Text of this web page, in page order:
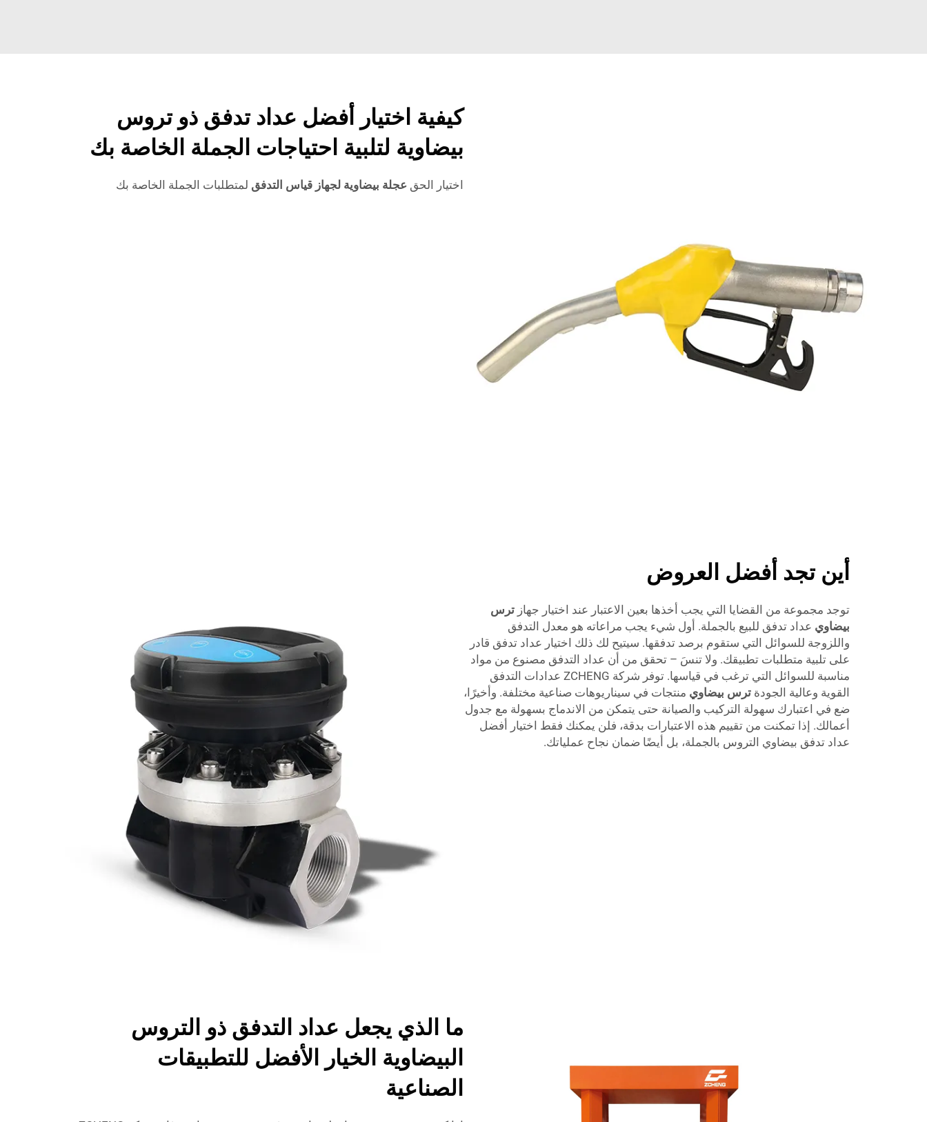
كيفية اختيار أفضل عداد تدفق ذو تروس
بيضاوية لتلبية احتياجات الجملة الخاصة بك
اختيار الحق عجلة بيضاوية لجهاز قياس التدفق لمتطلبات الجملة الخاصة بك
أين تجد أفضل العروض
توجد مجموعة من القضايا التي يجب أخذها بعين الاعتبار عند اختيار جهاز ترس
بيضاوي عداد تدفق للبيع بالجملة. أول شيء يجب مراعاته هو معدل التدفق
واللزوجة للسوائل التي ستقوم برصد تدفقها. سيتيح لك ذلك اختيار عداد تدفق قادر
على تلبية متطلبات تطبيقك. ولا تنسَ – تحقق من أن عداد التدفق مصنوع من مواد
مناسبة للسوائل التي ترغب في قياسها. توفر شركة ZCHENG عدادات التدفق
القوية وعالية الجودة ترس بيضاوي منتجات في سيناريوهات صناعية مختلفة. وأخيرًا،
ضع في اعتبارك سهولة التركيب والصيانة حتى يتمكن من الاندماج بسهولة مع جدول
أعمالك. إذا تمكنت من تقييم هذه الاعتبارات بدقة، فلن يمكنك فقط اختيار أفضل
عداد تدفق بيضاوي التروس بالجملة، بل أيضًا ضمان نجاح عملياتك.
ما الذي يجعل عداد التدفق ذو التروس
البيضاوية الخيار الأفضل للتطبيقات
الصناعية